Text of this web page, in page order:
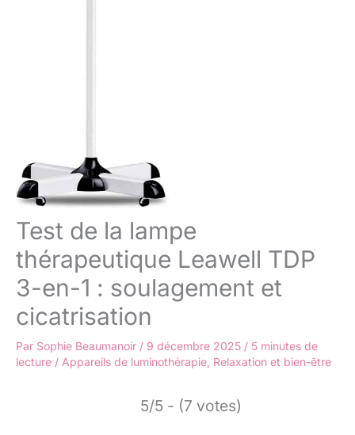
Test de la lampe
thérapeutique Leawell TDP
3-en-1 : soulagement et
cicatrisation
Par Sophie Beaumanoir / 9 décembre 2025 / 5 minutes de
lecture / Appareils de luminothérapie Relaxation et bien-être
5/5 - (7 votes)